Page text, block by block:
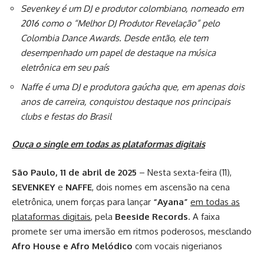
Sevenkey é um DJ e produtor colombiano, nomeado em
2016 como o “Melhor DJ Produtor Revelação” pelo
Colombia Dance Awards. Desde então, ele tem
desempenhado um papel de destaque na música
eletrônica em seu país
Naffe é uma DJ e produtora gaúcha que, em apenas dois
anos de carreira, conquistou destaque nos principais
clubs e festas do Brasil
Ouça o single em todas as plataformas digitais
São Paulo, 11 de abril de 2025 – Nesta sexta-feira (11),
SEVENKEY e NAFFE, dois nomes em ascensão na cena
eletrônica, unem forças para lançar “Ayana” em todas as
plataformas digitais, pela Beeside Records. A faixa
promete ser uma imersão em ritmos poderosos, mesclando
Afro House e Afro Melódico com vocais nigerianos